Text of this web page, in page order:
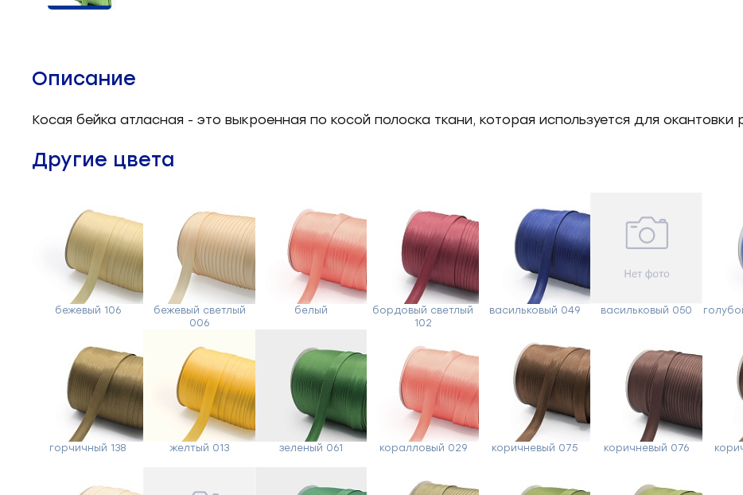
оборудования
Запчасти: иглы
Установочное оборудование 8
Описание
Косая бейка атласная - это выкроенная по косой полоска ткани, которая используется для
Другие цвета
бежевый 106
бежевый светлый
006
белый
бордовый светлый
102
васильковый 049 васильковый 050
горчичный 138 желтый 013 зеленый 061 коралловый 029 коричневый 075 коричневый 076